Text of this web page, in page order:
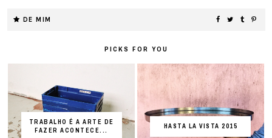
DE MIM
PICKS FOR YOU
TRABALHO É A ARTE DE
FAZER ACONTECE...
HASTA LA VISTA 2015